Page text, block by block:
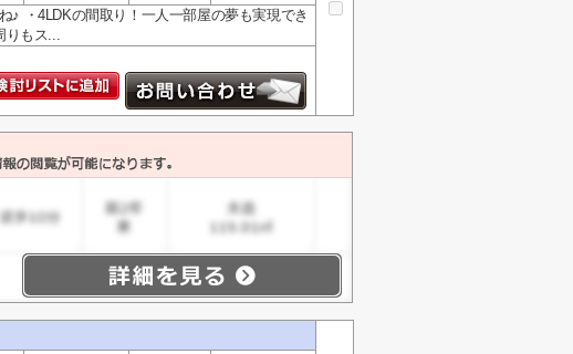
♪ ・4LDKの間取り！一人一部屋の夢も実現でき
りもス...